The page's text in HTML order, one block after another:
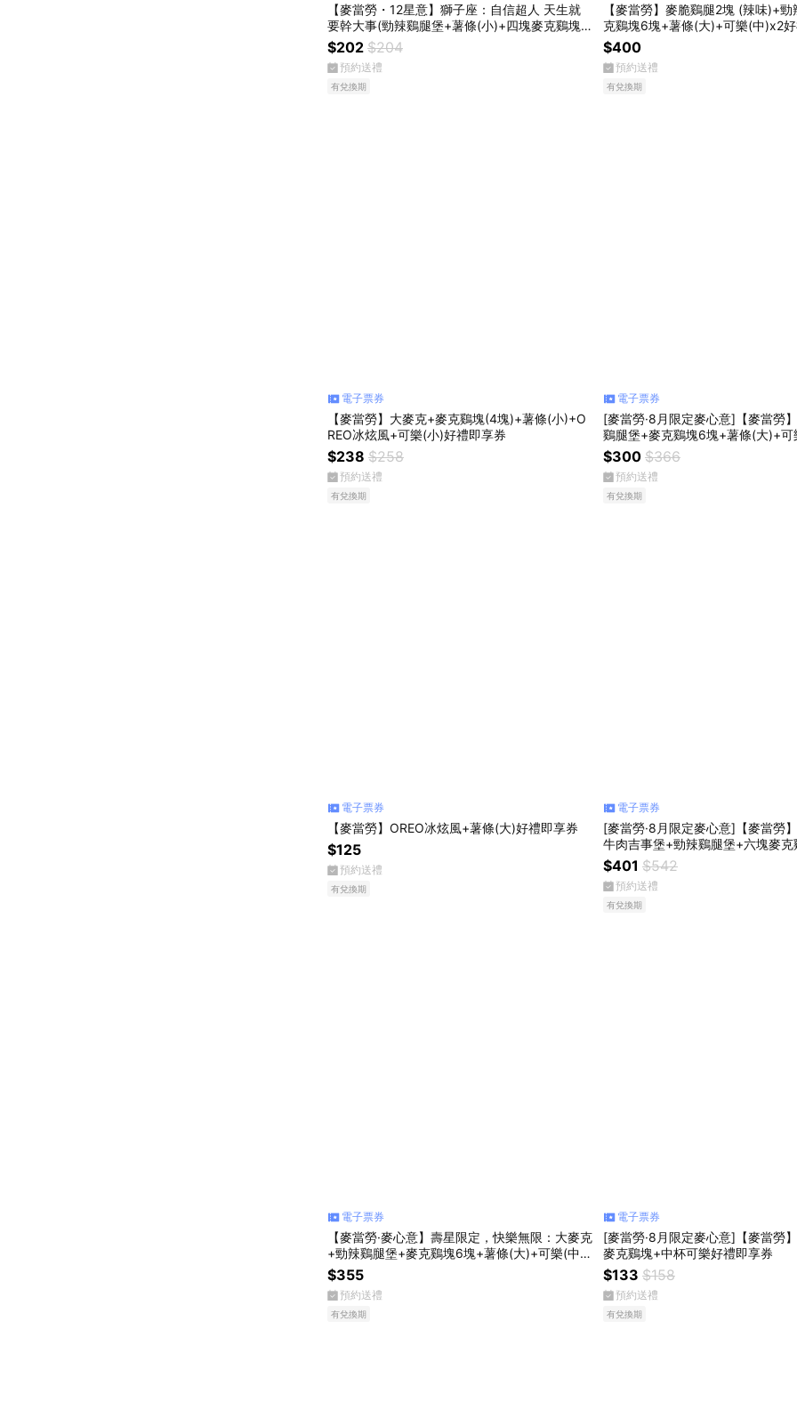
【麥當勞・12星意】獅子座：自信超人 天生就
要幹大事(勁辣鷄腿堡+薯條(小)+四塊麥克鷄塊
+可樂(中))好禮即享券
$202 $204
預約送禮
有兌換期
【麥當勞】麥脆鷄腿2塊 (辣味)+
克鷄塊6塊+薯條(大)+可樂(中)x2
$400
預約送禮
有兌換期
電子票券
【麥當勞】大麥克+麥克鷄塊(4塊)+薯條(小)+O
REO冰炫風+可樂(小)好禮即享券
$238 $258
預約送禮
有兌換期
電子票券
[麥當勞·8月限定麥心意]【麥當勞
鷄腿堡+麥克鷄塊6塊+薯條(大)+可
即享券
$300 $366
預約送禮
有兌換期
電子票券
【麥當勞】OREO冰炫風+薯條(大)好禮即享券
$125
預約送禮
有兌換期
電子票券
[麥當勞·8月限定麥心意]【麥當勞
牛肉吉事堡+勁辣鷄腿堡+六塊麥克
+可樂(中)x3 好禮即享券
$401 $542
預約送禮
有兌換期
電子票券
【麥當勞·麥心意】壽星限定，快樂無限：大麥克
+勁辣鷄腿堡+麥克鷄塊6塊+薯條(大)+可樂(中)x
2 好禮即享券
$355
預約送禮
有兌換期
電子票券
[麥當勞·8月限定麥心意]【麥當勞
麥克鷄塊+中杯可樂好禮即享券
$133 $158
預約送禮
有兌換期